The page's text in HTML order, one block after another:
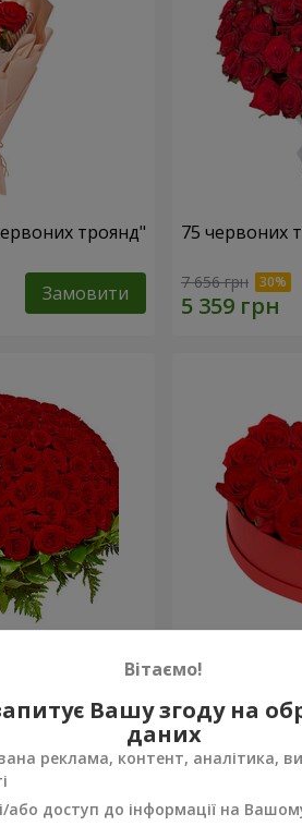
троянд"
Замовити
75 червоних
7 656 грн
Замовити
Композиція
2 443 грн
Вітаємо!
Вашу згоду на
даних
реклама, контент, аналітика,
або доступ до інформації на